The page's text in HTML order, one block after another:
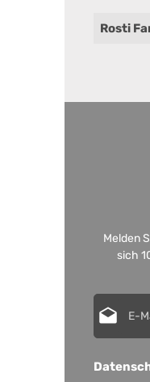
Rosti
Melden
sich